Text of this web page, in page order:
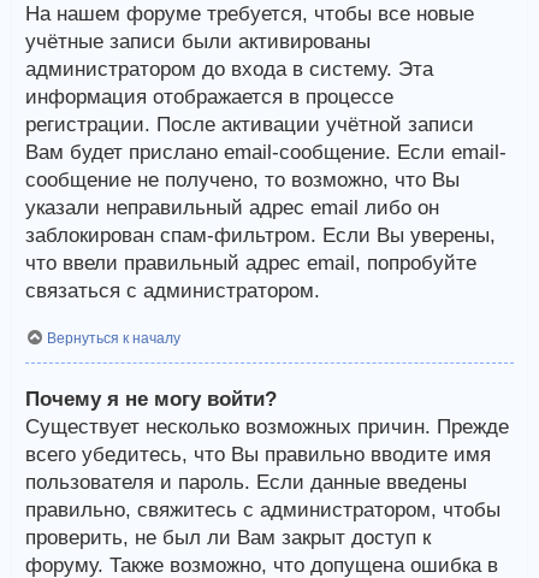
На нашем форуме требуется, чтобы все новые
учётные записи были активированы
администратором до входа в систему. Эта
информация отображается в процессе
регистрации. После активации учётной записи
Вам будет прислано email-сообщение. Если email-
сообщение не получено, то возможно, что Вы
указали неправильный адрес email либо он
заблокирован спам-фильтром. Если Вы уверены,
что ввели правильный адрес email, попробуйте
связаться с администратором.
Вернуться к началу
Почему я не могу войти?
Существует несколько возможных причин. Прежде
всего убедитесь, что Вы правильно вводите имя
пользователя и пароль. Если данные введены
правильно, свяжитесь с администратором, чтобы
проверить, не был ли Вам закрыт доступ к
форуму. Также возможно, что допущена ошибка в